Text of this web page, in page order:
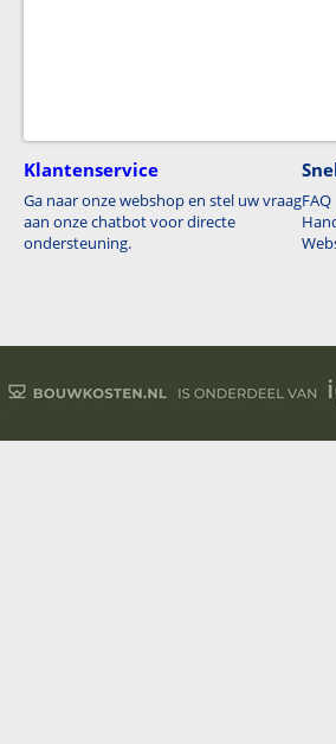
Klantenservice
Ga naar onze webshop en stel uw vraag
aan onze chatbot voor directe
ondersteuning.
FAQ